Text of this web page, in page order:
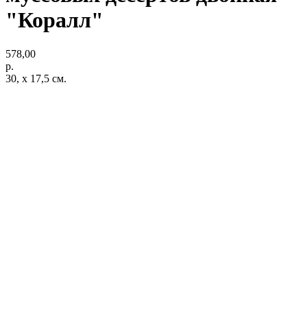
"Коралл"
578,00
р.
30, х 17,5 см.